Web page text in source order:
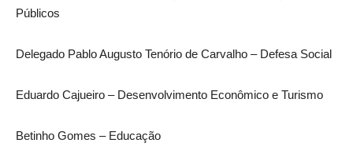
Públicos
Delegado Pablo Augusto Tenório de Carvalho – Defesa Social
Eduardo Cajueiro – Desenvolvimento Econômico e Turismo
Betinho Gomes – Educação